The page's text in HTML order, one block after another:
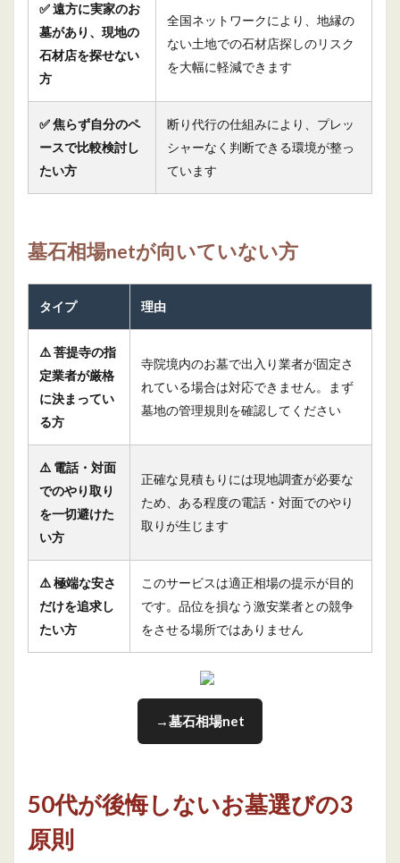
✅ 遠方に実家のお
墓があり、現地の
石材店を探せない
方
全国ネットワークにより、地縁の
ない土地での石材店探しのリスク
を大幅に軽減できます
✅ 焦らず自分のペ
ースで比較検討し
たい方
断り代行の仕組みにより、プレッ
シャーなく判断できる環境が整っ
ています
墓石相場netが向いていない方
タイプ 理由
⚠️ 菩提寺の指
定業者が厳格
に決まってい
る方
寺院境内のお墓で出入り業者が固定さ
れている場合は対応できません。まず
墓地の管理規則を確認してください
⚠️ 電話・対面
でのやり取り
を一切避けた
い方
正確な見積もりには現地調査が必要な
ため、ある程度の電話・対面でのやり
取りが生じます
⚠️ 極端な安さ
だけを追求し
たい方
このサービスは適正相場の提示が目的
です。品位を損なう激安業者との競争
をさせる場所ではありません
→墓石相場net
50代が後悔しないお墓選びの3
原則